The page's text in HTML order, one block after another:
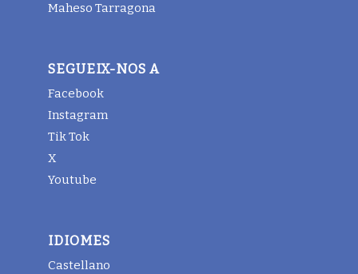
Maheso Tarragona
SEGUEIX-NOS A
Facebook
Instagram
Tik Tok
X
Youtube
IDIOMES
Castellano